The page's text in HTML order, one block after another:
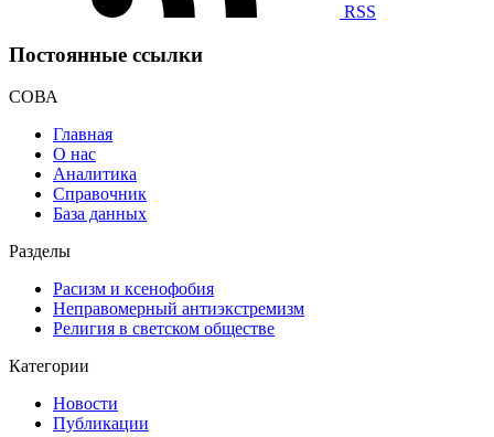
RSS
Постоянные ссылки
СОВА
Главная
О нас
Аналитика
Справочник
База данных
Разделы
Расизм и ксенофобия
Неправомерный антиэкстремизм
Религия в светском обществе
Категории
Новости
Публикации